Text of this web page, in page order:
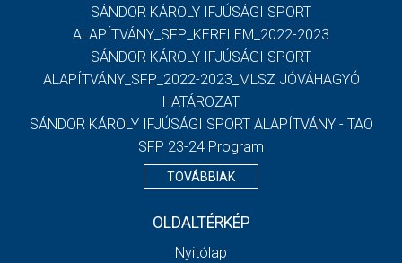
SÁNDOR KÁROLY IFJÚSÁGI SPORT
ALAPÍTVÁNY_SFP_KERELEM_2022-2023
SÁNDOR KÁROLY IFJÚSÁGI SPORT
ALAPÍTVÁNY_SFP_2022-2023_MLSZ JÓVÁHAGYÓ
HATÁROZAT
SÁNDOR KÁROLY IFJÚSÁGI SPORT ALAPÍTVÁNY - TAO
SFP 23-24 Program
TOVÁBBIAK
OLDALTÉRKÉP
Nyitólap